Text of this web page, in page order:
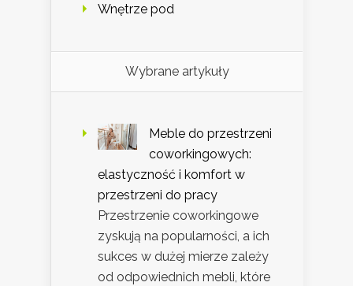
Wnętrze pod
Wybrane artykuły
Meble do przestrzeni
coworkingowych:
elastyczność i komfort w
przestrzeni do pracy
Przestrzenie coworkingowe
zyskują na popularności, a ich
sukces w dużej mierze zależy
od odpowiednich mebli, które